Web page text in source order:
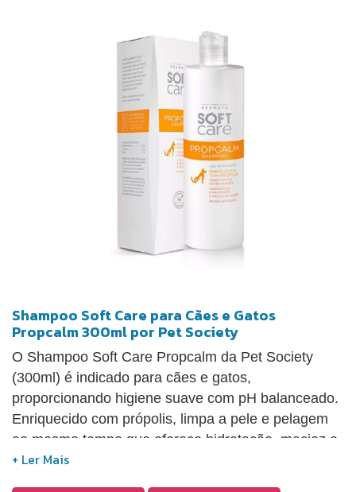
Shampoo Soft Care para Cães e Gatos
Propcalm 300ml por Pet Society
O Shampoo Soft Care Propcalm da Pet Society
(300ml) é indicado para cães e gatos,
proporcionando higiene suave com pH balanceado.
Enriquecido com própolis, limpa a pele e pelagem
ao mesmo tempo que oferece hidratação, maciez e
sensação refrescante. Sua fórmula ajuda a proteger